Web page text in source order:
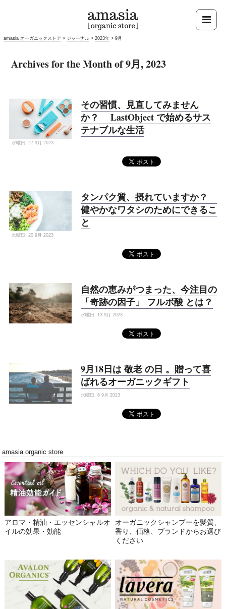
amasia オーガニックストア > ジャーナル >2023年 >9月
Archives for the Month of 9月, 2023
その習慣、見直してみません
か？ LastObject で始めるサス
テナブルな生活
水曜日, 27 9月 2023
タンパク質、摂れていますか？
健やかなワタシのためにできるこ
と
水曜日, 20 9月 2023
自然の恵みがつまった、今注目の
「奇跡の因子」 フルボ酸 とは？
水曜日, 13 9月 2023
9月18日は 敬老 の日 。贈って喜
ばれるオーガニックギフト
水曜日, 6 9月 2023
amasia organic store
アロマ・精油・エッセンシャルオ
イルの効果・効能
オーガニックシャンプーを髪質、
香り、価格、ブランドからお選び
ください